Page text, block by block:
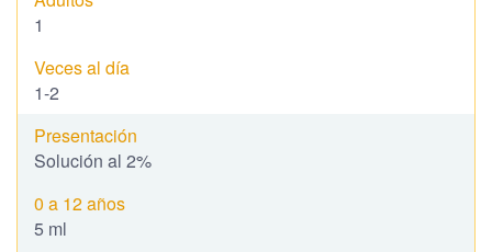
1
1-2
Solución al 2%
5 ml